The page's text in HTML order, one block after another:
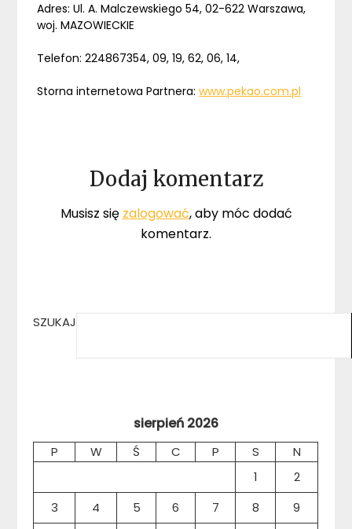
Adres: Ul. A. Malczewskiego 54, 02-622 Warszawa,
woj. MAZOWIECKIE
Telefon: 224867354, 09, 19, 62, 06, 14,
Storna internetowa Partnera:www.pekao.com.pl
Dodaj komentarz
Musisz się zalogować, aby móc dodać
komentarz.
SZUKAJ
sierpień 2026
P W Ś C P S
N
1
2
3
4 5 6 7 8
9